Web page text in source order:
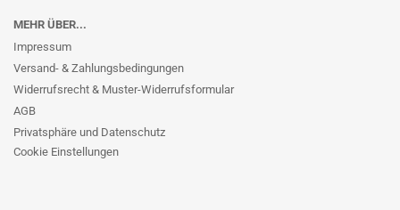
MEHR ÜBER...
Impressum
Versand- & Zahlungsbedingungen
Widerrufsrecht & Muster-Widerrufsformular
AGB
Privatsphäre und Datenschutz
Cookie Einstellungen